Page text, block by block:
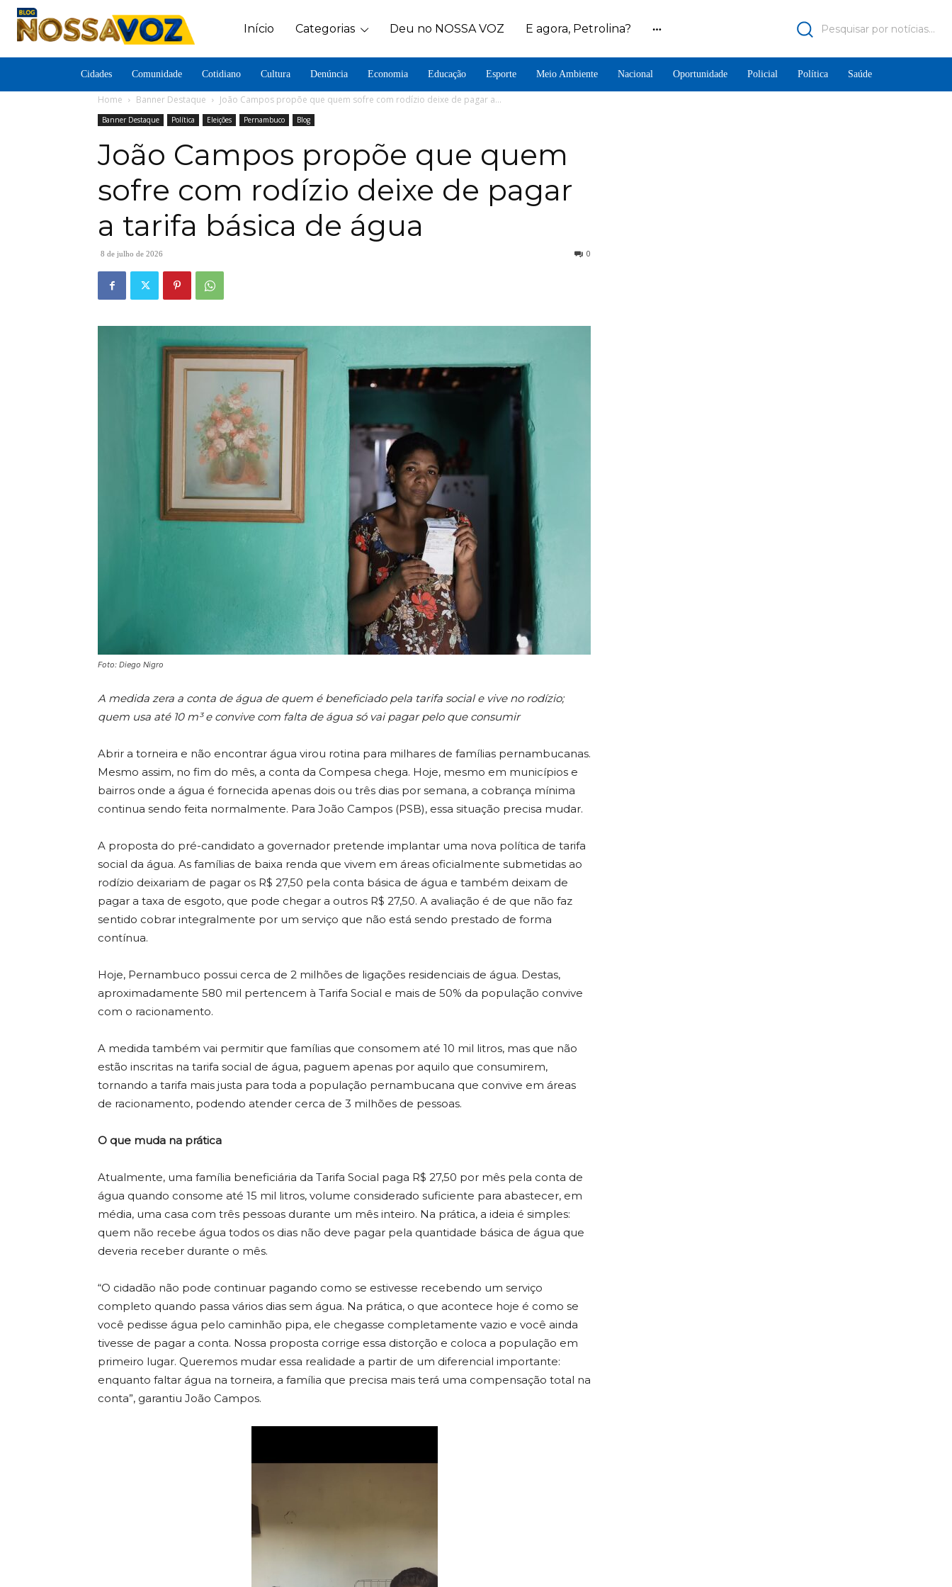
Início Categorias Deu no NOSSA VOZ E agora, Petrolina? Pesquisar por notícias...
Cidades Comunidade Cotidiano Cultura Denúncia Economia Educação Esporte Meio Ambiente Nacional Oportunidade Policial Política Saúde
Home Banner Destaque João Campos propõe que quem sofre com rodízio deixe de pagar a...
Banner Destaque Política Eleições Pernambuco Blog
João Campos propõe que quem
sofre com rodízio deixe de pagar
a tarifa básica de água
8 de julho de 2026 0
Foto: Diego Nigro
A medida zera a conta de água de quem é beneficiado pela tarifa social e vive no rodízio;
quem usa até 10 m³ e convive com falta de água só vai pagar pelo que consumir
Abrir a torneira e não encontrar água virou rotina para milhares de famílias pernambucanas.
Mesmo assim, no fim do mês, a conta da Compesa chega. Hoje, mesmo em municípios e
bairros onde a água é fornecida apenas dois ou três dias por semana, a cobrança mínima
continua sendo feita normalmente. Para João Campos (PSB), essa situação precisa mudar.
A proposta do pré-candidato a governador pretende implantar uma nova política de tarifa
social da água. As famílias de baixa renda que vivem em áreas oficialmente submetidas ao
rodízio deixariam de pagar os R$ 27,50 pela conta básica de água e também deixam de
pagar a taxa de esgoto, que pode chegar a outros R$ 27,50. A avaliação é de que não faz
sentido cobrar integralmente por um serviço que não está sendo prestado de forma
contínua.
Hoje, Pernambuco possui cerca de 2 milhões de ligações residenciais de água. Destas,
aproximadamente 580 mil pertencem à Tarifa Social e mais de 50% da população convive
com o racionamento.
A medida também vai permitir que famílias que consomem até 10 mil litros, mas que não
estão inscritas na tarifa social de água, paguem apenas por aquilo que consumirem,
tornando a tarifa mais justa para toda a população pernambucana que convive em áreas
de racionamento, podendo atender cerca de 3 milhões de pessoas.
O que muda na prática
Atualmente, uma família beneficiária da Tarifa Social paga R$ 27,50 por mês pela conta de
água quando consome até 15 mil litros, volume considerado suficiente para abastecer, em
média, uma casa com três pessoas durante um mês inteiro. Na prática, a ideia é simples:
quem não recebe água todos os dias não deve pagar pela quantidade básica de água que
deveria receber durante o mês.
“O cidadão não pode continuar pagando como se estivesse recebendo um serviço
completo quando passa vários dias sem água. Na prática, o que acontece hoje é como se
você pedisse água pelo caminhão pipa, ele chegasse completamente vazio e você ainda
tivesse de pagar a conta. Nossa proposta corrige essa distorção e coloca a população em
primeiro lugar. Queremos mudar essa realidade a partir de um diferencial importante:
enquanto faltar água na torneira, a família que precisa mais terá uma compensação total na
conta”, garantiu João Campos.